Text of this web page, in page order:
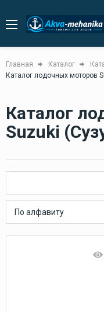
Главная Каталог
Каталог лодочных моторов
Каталог
Suzuki
По алфавиту